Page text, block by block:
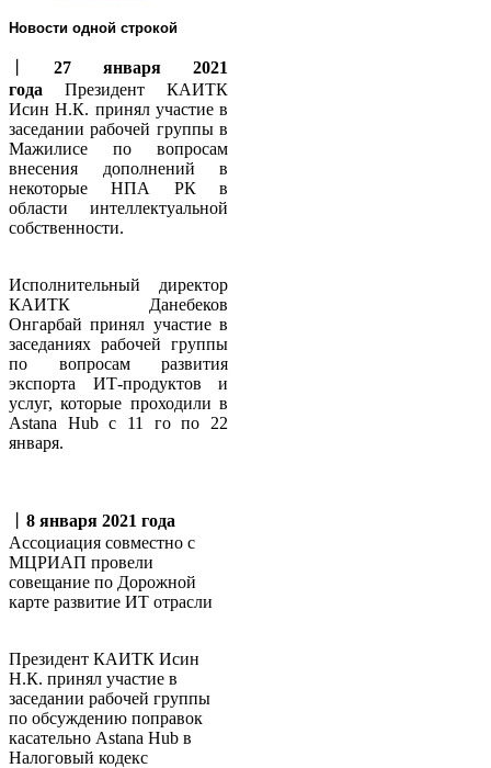
Новости одной строкой
27 января 2021
года Президент КАИТК
Исин Н.К. принял участие в
заседании рабочей группы в
Мажилисе по вопросам
внесения дополнений в
некоторые НПА РК в
области интеллектуальной
собственности.
Исполнительный директор
КАИТК Данебеков
Онгарбай принял участие в
заседаниях рабочей группы
по вопросам развития
экспорта ИТ-продуктов и
услуг, которые проходили в
Аstana Hub с 11 го по 22
января.
8 января 2021 года
Ассоциация совместно с
МЦРИАП провели
совещание по Дорожной
карте развитие ИТ отрасли
Президент КАИТК Исин
Н.К. принял участие в
заседании рабочей группы
по обсуждению поправок
касательно Аstana Hub в
Налоговый кодекс